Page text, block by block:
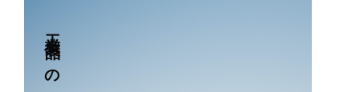
工業製品への応用